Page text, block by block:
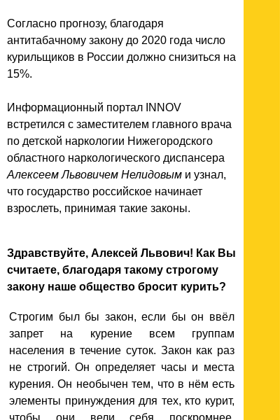
Согласно прогнозу, благодаря
антитабачному закону до 2020 года число
курильщиков в России должно снизиться на
15%.
Информационный портал INNOV
встретился с заместителем главного врача
по детской наркологии Нижегородского
областного наркологического диспансера
Алексеем Львовичем Нелидовым и узнал,
что государство российское начинает
взрослеть, принимая такие законы.
Здравствуйте, Алексей Львович! Как Вы
считаете, благодаря такому строгому
закону наше общество бросит курить?
Строгим был бы закон, если бы он ввёл
запрет на курение всем группам
населения в течение суток. Закон как раз
не строгий. Он определяет часы и места
курения. Он необычен тем, что в нём есть
элементы принуждения для тех, кто курит,